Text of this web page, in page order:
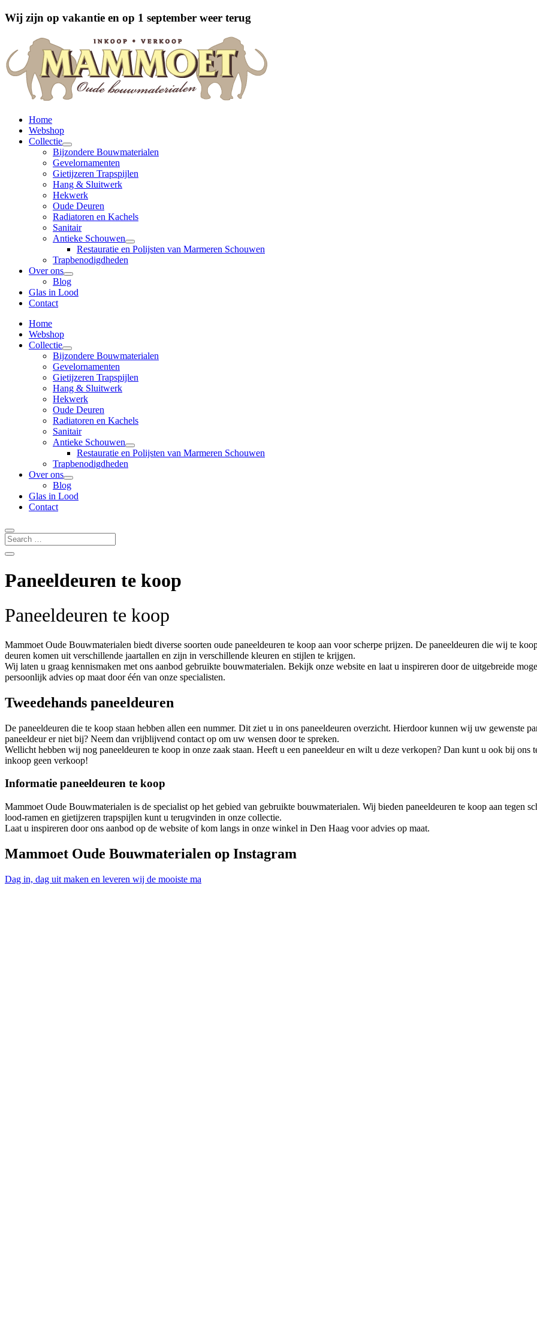
Wij zijn op vakantie en op 1 september weer terug
Home
Webshop
Collectie
Bijzondere Bouwmaterialen
Gevelornamenten
Gietijzeren Trapspijlen
Hang & Sluitwerk
Hekwerk
Oude Deuren
Radiatoren en Kachels
Sanitair
Antieke Schouwen
Restauratie en Polijsten van Marmeren Schouwen
Trapbenodigdheden
Over ons
Blog
Glas in Lood
Contact
Home
Webshop
Collectie
Bijzondere Bouwmaterialen
Gevelornamenten
Gietijzeren Trapspijlen
Hang & Sluitwerk
Hekwerk
Oude Deuren
Radiatoren en Kachels
Sanitair
Antieke Schouwen
Restauratie en Polijsten van Marmeren Schouwen
Trapbenodigdheden
Over ons
Blog
Glas in Lood
Contact
Paneeldeuren te koop
Paneeldeuren te koop
Mammoet Oude Bouwmaterialen biedt diverse soorten oude paneeldeuren te koop aan voor scherpe prijzen. De paneeldeuren die wij te
deuren komen uit verschillende jaartallen en zijn in verschillende kleuren en stijlen te krijgen.
Wij laten u graag kennismaken met ons aanbod gebruikte bouwmaterialen. Bekijk onze website en laat u inspireren door de uitgebreide
persoonlijk advies op maat door één van onze specialisten.
Tweedehands paneeldeuren
De paneeldeuren die te koop staan hebben allen een nummer. Dit ziet u in ons paneeldeuren overzicht. Hierdoor kunnen wij uw gewenste
paneeldeur er niet bij? Neem dan vrijblijvend contact op om uw wensen door te spreken.
Wellicht hebben wij nog paneeldeuren te koop in onze zaak staan. Heeft u een paneeldeur en wilt u deze verkopen? Dan kunt u ook bij ons
inkoop geen verkoop!
Informatie paneeldeuren te koop
Mammoet Oude Bouwmaterialen is de specialist op het gebied van gebruikte bouwmaterialen. Wij bieden paneeldeuren te koop aan tegen
lood-ramen en gietijzeren trapspijlen kunt u terugvinden in onze collectie.
Laat u inspireren door ons aanbod op de website of kom langs in onze winkel in Den Haag voor advies op maat.
Mammoet Oude Bouwmaterialen op Instagram
Dag in, dag uit maken en leveren wij de mooiste ma